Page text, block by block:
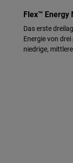
Flex™ Energy
Das erste
Energie von
niedrige,